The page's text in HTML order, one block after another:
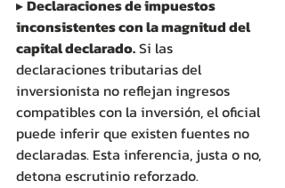
▸ Declaraciones de impuestos
inconsistentes con la magnitud del
capital declarado. Si las
declaraciones tributarias del
inversionista no reflejan ingresos
compatibles con la inversión, el oficial
puede inferir que existen fuentes no
declaradas. Esta inferencia, justa o no,
detona escrutinio reforzado.